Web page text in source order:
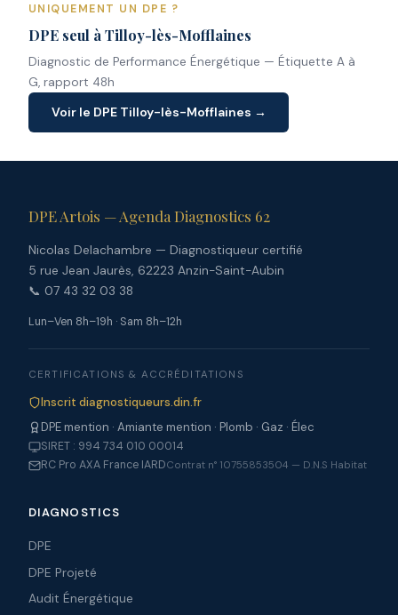
UNIQUEMENT UN DPE ?
DPE seul à Tilloy-lès-Mofflaines
Diagnostic de Performance Énergétique — Étiquette A à
G, rapport 48h
Voir le DPE Tilloy-lès-Mofflaines →
DPE Artois — Agenda Diagnostics 62
Nicolas Delachambre — Diagnostiqueur certifié
5 rue Jean Jaurès, 62223 Anzin-Saint-Aubin
📞 07 43 32 03 38
Lun–Ven 8h–19h · Sam 8h–12h
CERTIFICATIONS & ACCRÉDITATIONS
Inscrit diagnostiqueurs.din.fr
DPE mention · Amiante mention · Plomb · Gaz · Élec
SIRET : 994 734 010 00014
RC Pro AXA France IARDContrat n° 10755853504 — D.N.S Habitat
DIAGNOSTICS
DPE
DPE Projeté
Audit Énergétique